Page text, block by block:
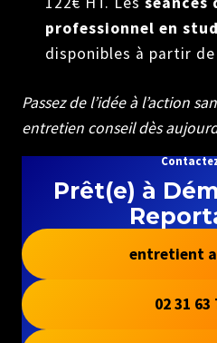
professionnel en
disponibles à partir de
Passez de l’idée à l’action
entretien conseil dès
Prêt(e) à
entretient
02 31 63